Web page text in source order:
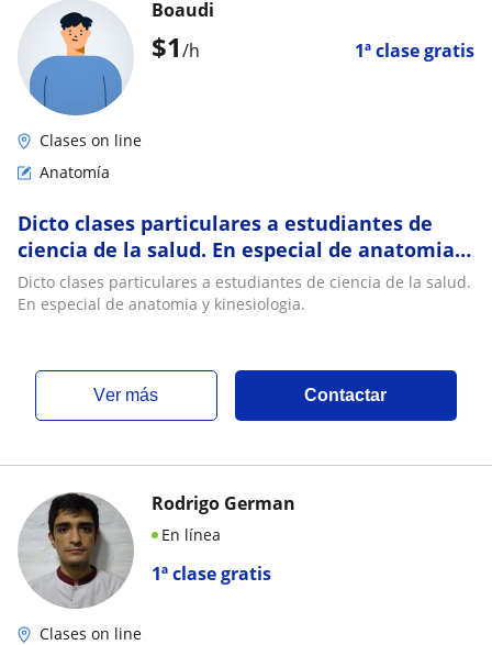
$1/h 1ª clase gratis
Boaudi
Clases on line
Anatomía
Dicto clases particulares a estudiantes de
ciencia de la salud. En especial de anatomia y
kinesiologia
Dicto clases particulares a estudiantes de ciencia de la salud.
En especial de anatomia y kinesiologia.
ver más Contactar
1ª clase gratis
Rodrigo German
En línea
Clases on line